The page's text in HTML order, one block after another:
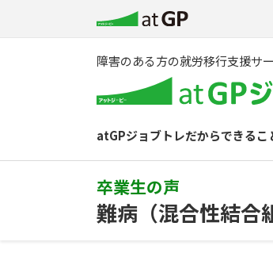
障害のある方の就労移行支援サ
atGPジョブトレだからできるこ
卒業生の声
難病（混合性結合